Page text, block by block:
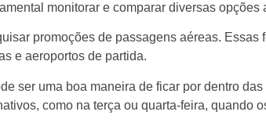
monitorar e comparar diversas opções
promoções de passagens aéreas.
e aeroportos de partida.
ser uma boa maneira de ficar por dentro
como na terça ou quarta-feira, quando